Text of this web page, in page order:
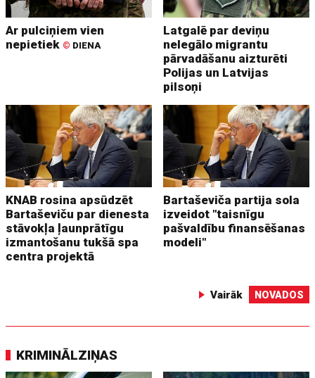
Ar pulciņiem vien
nepietiek © DIENA
Latgalē par deviņu
nelegālo migrantu
pārvadāšanu aizturēti
Polijas un Latvijas
pilsoņi
KNAB rosina apsūdzēt
Bartaševiču par dienesta
stāvokļa ļaunprātīgu
izmantošanu tukšā spa
centra projektā
Bartaševiča partija sola
izveidot "taisnīgu
pašvaldību finansēšanas
modeli"
Vairāk NOVADOS
KRIMINĀLZIŅAS